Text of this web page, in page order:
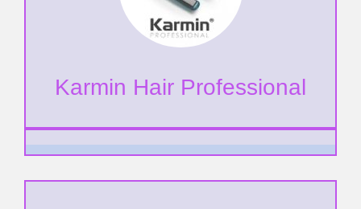
Karmin Hair Professional